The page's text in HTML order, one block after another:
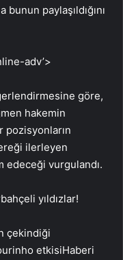
paylaşıldığını
adv’>
göre,
hakemin
pozisyonların
ilerleyen
edeceği vurgulandı.
çekindiği
etkisiHaberi